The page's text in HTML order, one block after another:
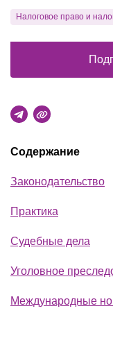
Содержание
Законодательство
Практика
Судебные дела
Уголовное
Международные
Налоговое право и